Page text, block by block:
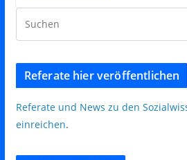
Referate hier veröffentlichen
Referate und News zu den
einreichen.